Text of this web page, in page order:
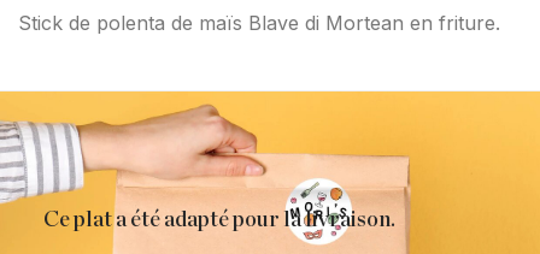
Stick de polenta de maïs Blave di Mortean en friture.
Ce plat a été adapté pour la livraison.